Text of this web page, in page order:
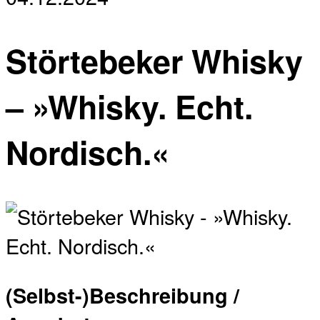
Störtebeker Whisky
– »Whisky. Echt.
Nordisch.«
(Selbst-)Beschreibung /